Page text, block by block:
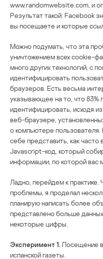
www.randomwebsite.com, и
Результат такой: Facebook
вы посещаете и которые
Можно подумать, что эта
уничтожением всех cookie-
много других технологий, с
идентифицировать
браузеров. Есть весьма
указывающее на то, что
идентифицировать, исходя
веб-браузере,
о компьютере
себе представить, как
Javascript-код, который
информации, по которой вас
Ладно, перейдем к
проблемы, я проделал
планирую написать более
представлено больше
некоторые цифры.
Эксперимент 1.Посещение
испанской газеты.